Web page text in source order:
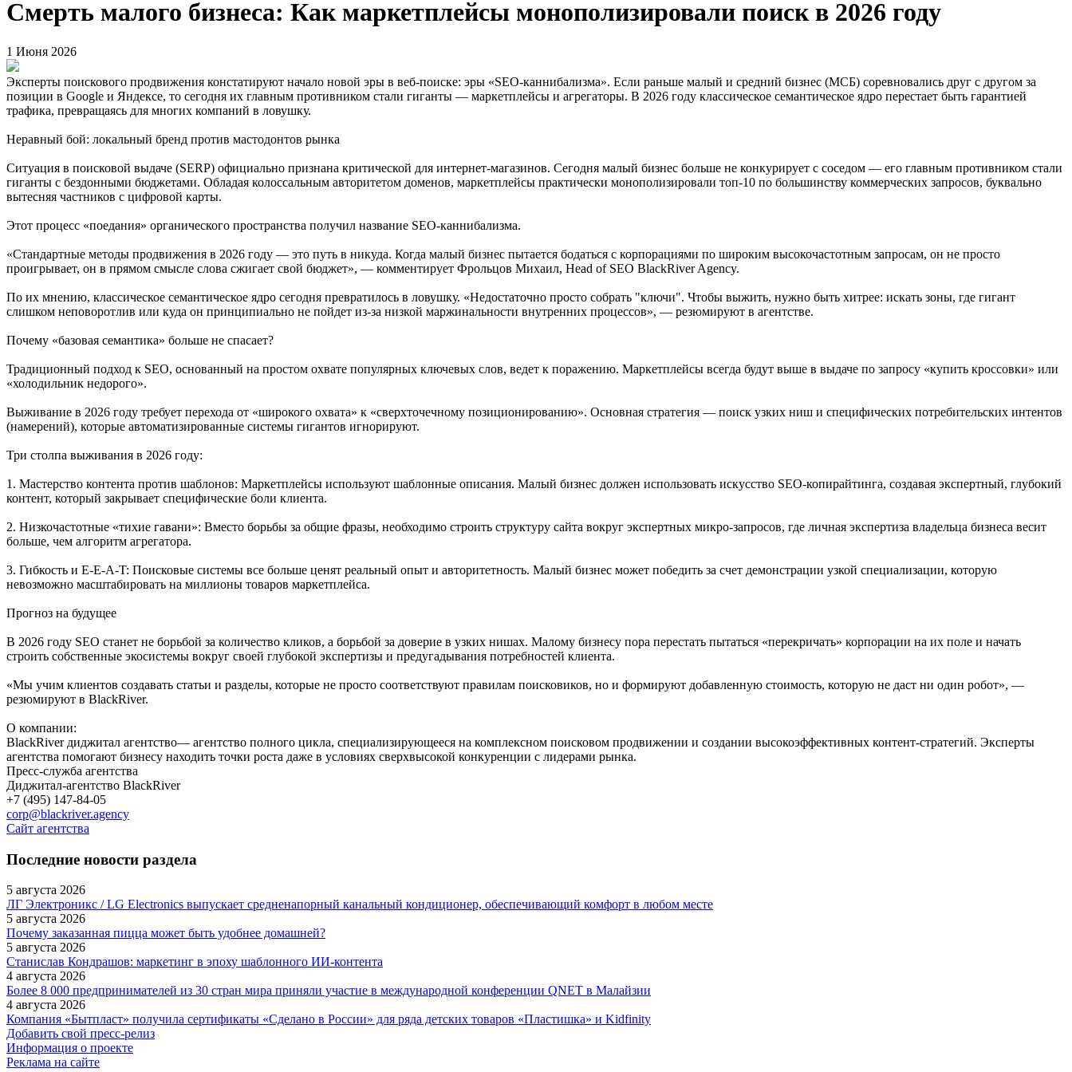
Смерть малого бизнеса: Как маркетплейсы монополизировали поиск в 2026 году
1 Июня 2026
Эксперты поискового продвижения констатируют начало новой эры в веб-поиске: эры «SEO-каннибализма». Если раньше малый и средний бизнес (МСБ) соревновались друг с другом за
позиции в Google и Яндексе, то сегодня их главным противником стали гиганты — маркетплейсы и агрегаторы. В 2026 году классическое семантическое ядро перестает быть гарантией
трафика, превращаясь для многих компаний в ловушку.
Неравный бой: локальный бренд против мастодонтов рынка
Ситуация в поисковой выдаче (SERP) официально признана критической для интернет-магазинов. Сегодня малый бизнес больше не конкурирует с соседом — его главным противником стали
гиганты с бездонными бюджетами. Обладая колоссальным авторитетом доменов, маркетплейсы практически монополизировали топ-10 по большинству коммерческих запросов, буквально
вытесняя частников с цифровой карты.
Этот процесс «поедания» органического пространства получил название SEO-каннибализма.
«Стандартные методы продвижения в 2026 году — это путь в никуда. Когда малый бизнес пытается бодаться с корпорациями по широким высокочастотным запросам, он не просто
проигрывает, он в прямом смысле слова сжигает свой бюджет», — комментирует Фрольцов Михаил, Head of SEO BlackRiver Agency.
По их мнению, классическое семантическое ядро сегодня превратилось в ловушку. «Недостаточно просто собрать "ключи". Чтобы выжить, нужно быть хитрее: искать зоны, где гигант
слишком неповоротлив или куда он принципиально не пойдет из-за низкой маржинальности внутренних процессов», — резюмируют в агентстве.
Почему «базовая семантика» больше не спасает?
Традиционный подход к SEO, основанный на простом охвате популярных ключевых слов, ведет к поражению. Маркетплейсы всегда будут выше в выдаче по запросу «купить кроссовки» или
«холодильник недорого».
Выживание в 2026 году требует перехода от «широкого охвата» к «сверхточечному позиционированию». Основная стратегия — поиск узких ниш и специфических потребительских интентов
(намерений), которые автоматизированные системы гигантов игнорируют.
Три столпа выживания в 2026 году:
1. Мастерство контента против шаблонов: Маркетплейсы используют шаблонные описания. Малый бизнес должен использовать искусство SEO-копирайтинга, создавая экспертный, глубокий
контент, который закрывает специфические боли клиента.
2. Низкочастотные «тихие гавани»: Вместо борьбы за общие фразы, необходимо строить структуру сайта вокруг экспертных микро-запросов, где личная экспертиза владельца бизнеса весит
больше, чем алгоритм агрегатора.
3. Гибкость и E-E-A-T: Поисковые системы все больше ценят реальный опыт и авторитетность. Малый бизнес может победить за счет демонстрации узкой специализации, которую
невозможно масштабировать на миллионы товаров маркетплейса.
Прогноз на будущее
В 2026 году SEO станет не борьбой за количество кликов, а борьбой за доверие в узких нишах. Малому бизнесу пора перестать пытаться «перекричать» корпорации на их поле и начать
строить собственные экосистемы вокруг своей глубокой экспертизы и предугадывания потребностей клиента.
«Мы учим клиентов создавать статьи и разделы, которые не просто соответствуют правилам поисковиков, но и формируют добавленную стоимость, которую не даст ни один робот», —
резюмируют в BlackRiver.
О компании:
BlackRiver диджитал агентство— агентство полного цикла, специализирующееся на комплексном поисковом продвижении и создании высокоэффективных контент-стратегий. Эксперты
агентства помогают бизнесу находить точки роста даже в условиях сверхвысокой конкуренции с лидерами рынка.
Пресс-служба агентства
Диджитал-агентство BlackRiver
+7 (495) 147-84-05
corp@blackriver.agency
Сайт агентства
Последние новости раздела
5 августа 2026
ЛГ Электроникс / LG Electronics выпускает средненапорный канальный кондиционер, обеспечивающий комфорт в любом месте
5 августа 2026
Почему заказанная пицца может быть удобнее домашней?
5 августа 2026
Станислав Кондрашов: маркетинг в эпоху шаблонного ИИ-контента
4 августа 2026
Более 8 000 предпринимателей из 30 стран мира приняли участие в международной конференции QNET в Малайзии
4 августа 2026
Компания «Бытпласт» получила сертификаты «Сделано в России» для ряда детских товаров «Пластишка» и Kidfinity
Добавить свой пресс-релиз
Информация о проекте
Реклама на сайте